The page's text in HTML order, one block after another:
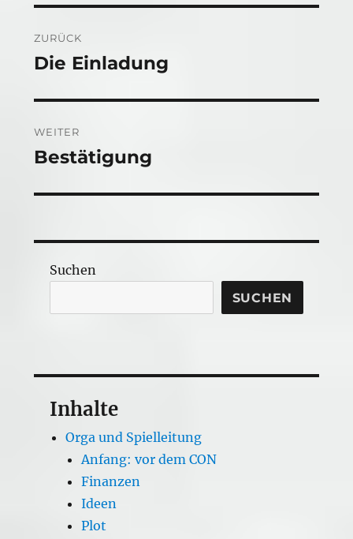
ZURÜCK
Vorheriger
Die Einladung
WEITER
Nächster
Bestätigung
Suchen
SUCHEN
Inhalte
Orga und Spielleitung
Anfang: vor dem CON
Finanzen
Ideen
Plot